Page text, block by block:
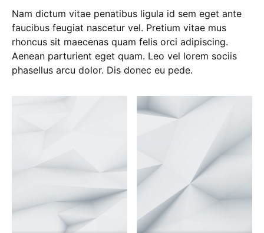
Nam dictum vitae penatibus ligula id sem eget ante
faucibus feugiat nascetur vel. Pretium vitae mus
rhoncus sit maecenas quam felis orci adipiscing.
Aenean parturient eget quam. Leo vel lorem sociis
phasellus arcu dolor. Dis donec eu pede.